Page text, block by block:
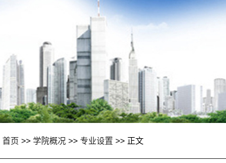
首页 >> 学院概况 >> 专业设置 >> 正文